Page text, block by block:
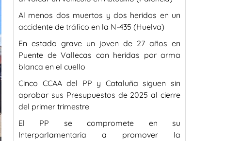
Al menos dos muertos y dos heridos en un
accidente de tráfico en la N-435 (Huelva)
En estado grave un joven de 27 años en
Puente de Vallecas con heridas por arma
blanca en el cuello
Cinco CCAA del PP y Cataluña siguen sin
aprobar sus Presupuestos de 2025 al cierre
del primer trimestre
El PP se compromete en su
Interparlamentaria a promover la